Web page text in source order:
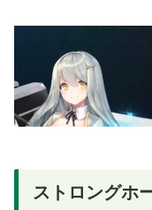
ストロングホ